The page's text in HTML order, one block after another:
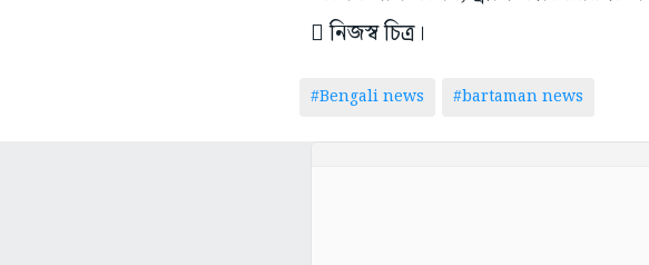
 নিজস্ব চিত্র।
#Bengali news #bartaman news